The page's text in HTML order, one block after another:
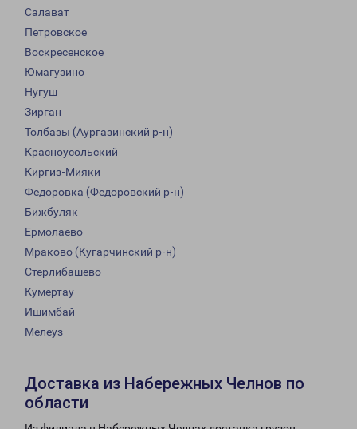
Салават
Петровское
Воскресенское
Юмагузино
Нугуш
Зирган
Толбазы (Аургазинский р-н)
Красноусольский
Киргиз-Мияки
Федоровка (Федоровский р-н)
Бижбуляк
Ермолаево
Мраково (Кугарчинский р-н)
Стерлибашево
Кумертау
Ишимбай
Мелеуз
Доставка из Набережных Челнов по
области